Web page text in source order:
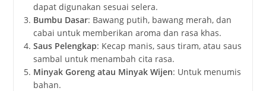
dapat digunakan sesuai selera.
Bumbu Dasar: Bawang putih, bawang merah, dan
cabai untuk memberikan aroma dan rasa khas.
Saus Pelengkap: Kecap manis, saus tiram, atau saus
sambal untuk menambah cita rasa.
Minyak Goreng atau Minyak Wijen: Untuk menumis
bahan.